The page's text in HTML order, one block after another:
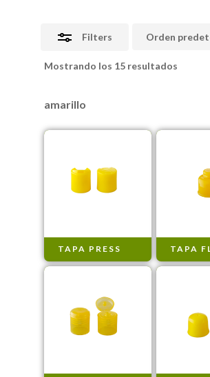
Filters
Mostrando los 15 resultados
amarillo
TAPA PRESS TAPA